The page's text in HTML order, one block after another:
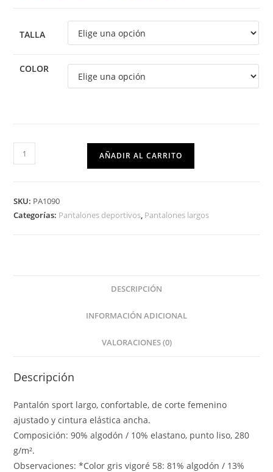
TALLA
COLOR
AÑADIR AL CARRITO
SKU: PA1090
Categorías: Pantalones deportivos, Pantalones largos
DESCRIPCIÓN
INFORMACIÓN ADICIONAL
VALORACIONES (0)
Descripción
Pantalón sport largo, confortable, de corte femenino
ajustado y cintura elástica ancha.
Composición: 90% algodón / 10% elastano, punto liso, 280
g/m².
Observaciones: *Color gris vigoré 58: 81% algodón / 13%